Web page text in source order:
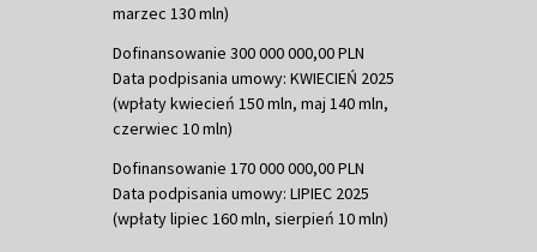
marzec 130 mln)
Dofinansowanie 300 000 000,00 PLN
Data podpisania umowy: KWIECIEŃ 2025
(wpłaty kwiecień 150 mln, maj 140 mln,
czerwiec 10 mln)
Dofinansowanie 170 000 000,00 PLN
Data podpisania umowy: LIPIEC 2025
(wpłaty lipiec 160 mln, sierpień 10 mln)